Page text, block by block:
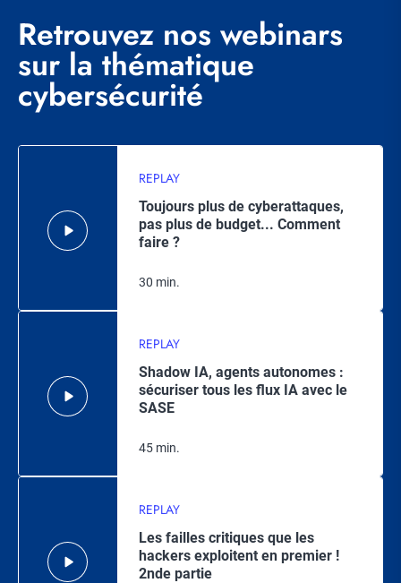
Retrouvez nos webinars
sur la thématique
cybersécurité
REPLAY
Toujours plus de cyberattaques,
pas plus de budget... Comment
faire ?
30 min.
REPLAY
Shadow IA, agents autonomes :
sécuriser tous les flux IA avec le
SASE
45 min.
REPLAY
Les failles critiques que les
hackers exploitent en premier !
2nde partie